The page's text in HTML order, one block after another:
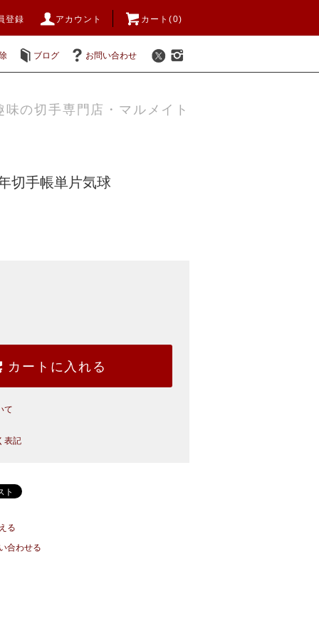
登録 アカウント カート(0)
ブログ お問い合わせ
味の切手専門店・マルメイト
切手帳単片気球
カートに入れる
て
表記
る
合わせる